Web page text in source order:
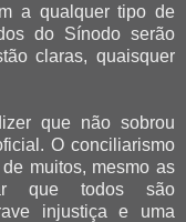
a qualquer tipo de
do Sínodo serão
claras, quaisquer
que não sobrou
O conciliarismo
muitos, mesmo as
que todos são
injustiça e uma